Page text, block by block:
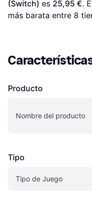
(Switch) es 25,95 €.
más barata entre 8
Producto
Nombre del producto
Tipo
Tipo de Juego